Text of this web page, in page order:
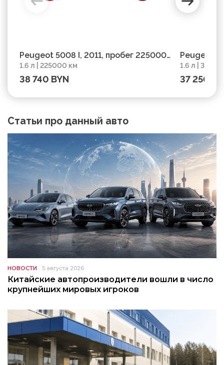
Peugeot 5008 I, 2011, пробег 225000
км
1.6 л | 225000 км
38 740 BYN
Peugeot
км
1.6 л |
37 250
Статьи про данный авто
НОВОСТИ 5 августа 2026
Китайские автопроизводители вошли в число
крупнейших мировых игроков